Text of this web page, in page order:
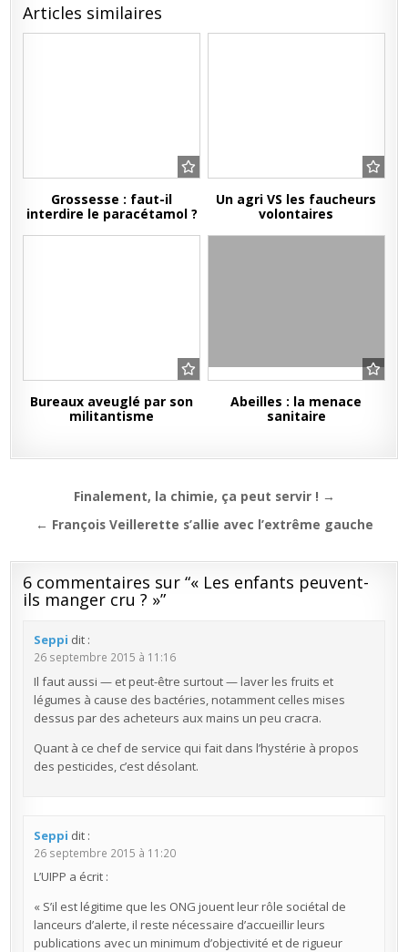
Articles similaires
Grossesse : faut-il
interdire le paracétamol ?
Un agri VS les faucheurs
volontaires
Bureaux aveuglé par son
militantisme
Abeilles : la menace
sanitaire
Navigation
de
Finalement, la chimie, ça peut servir ! →
← François Veillerette s’allie avec l’extrême gauche
6 commentaires sur “« Les enfants peuvent-
ils manger cru ? »”
Seppi dit :
26 septembre 2015 à 11:16
Il faut aussi — et peut-être surtout — laver les fruits et
légumes à cause des bactéries, notamment celles mises
dessus par des acheteurs aux mains un peu cracra.
Quant à ce chef de service qui fait dans l’hystérie à propos
des pesticides, c’est désolant.
Seppi dit :
26 septembre 2015 à 11:20
L’UIPP a écrit :
« S’il est légitime que les ONG jouent leur rôle sociétal de
lanceurs d’alerte, il reste nécessaire d’accueillir leurs
publications avec un minimum d’objectivité et de rigueur